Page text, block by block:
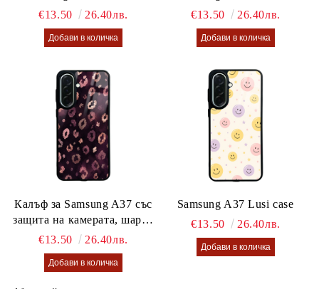
€13.50
26.40лв.
€13.50
26.40лв.
Калъф за Samsung A37 със
защита на камерата, шарен
калъф Lusi case
€13.50 26.40лв.
Samsung A37 Lusi case
€13.50
26.40лв.